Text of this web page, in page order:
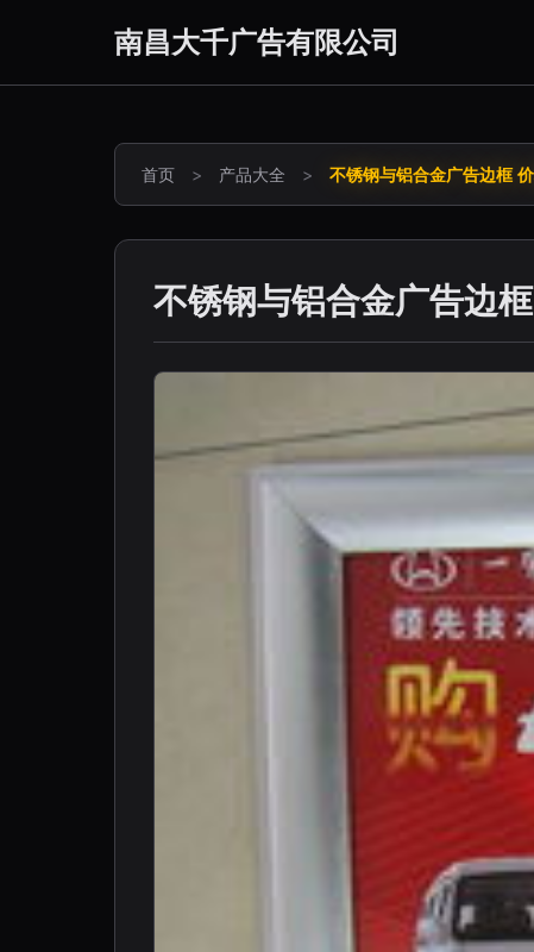
南昌大千广告有限公司
首页 > 产品大全 > 不锈钢与铝合金广告边框
不锈钢与铝合金广告边